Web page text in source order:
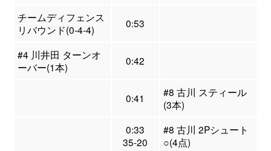
チームディフェンス
リバウンド(0-4-4)
0:53
#4 川井田 ターンオ
ーバー(1本)
0:42
0:41
#8 古川 スティール
(3本)
0:33
35-20
#8 古川 2Pシュート
○(4点)